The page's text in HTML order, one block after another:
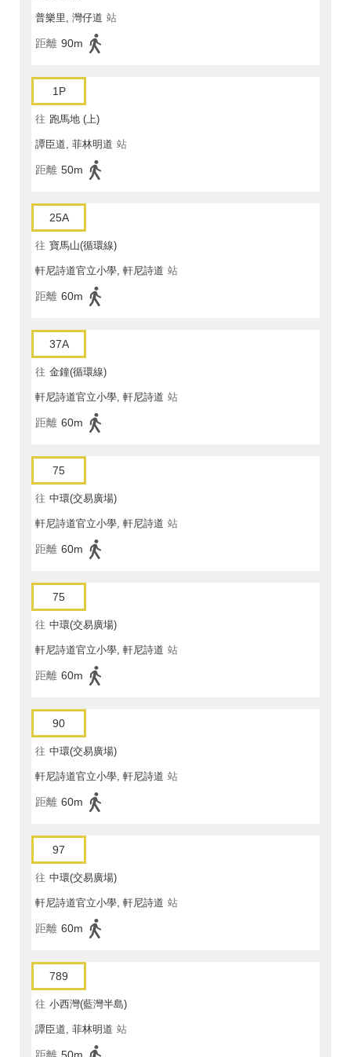
普樂里, 灣仔道 站
距離 90m
1P
往 跑馬地 (上)
譚臣道, 菲林明道 站
距離 50m
25A
往 寶馬山(循環線)
軒尼詩道官立小學, 軒尼詩道 站
距離 60m
37A
往 金鐘(循環線)
軒尼詩道官立小學, 軒尼詩道 站
距離 60m
75
往 中環(交易廣場)
軒尼詩道官立小學, 軒尼詩道 站
距離 60m
75
往 中環(交易廣場)
軒尼詩道官立小學, 軒尼詩道 站
距離 60m
90
往 中環(交易廣場)
軒尼詩道官立小學, 軒尼詩道 站
距離 60m
97
往 中環(交易廣場)
軒尼詩道官立小學, 軒尼詩道 站
距離 60m
789
往 小西灣(藍灣半島)
譚臣道, 菲林明道 站